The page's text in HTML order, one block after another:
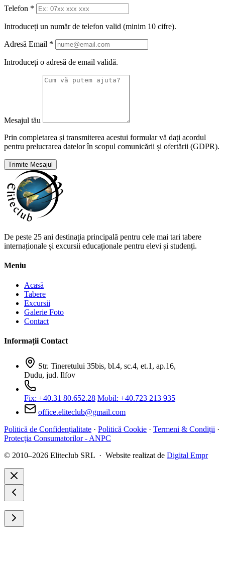
Telefon *
Introduceți un număr de telefon valid (minim 10 cifre).
Adresă Email *
Introduceți o adresă de email validă.
Mesajul tău
Prin completarea și transmiterea acestui formular vă dați acordul
pentru prelucrarea datelor în scopul comunicării și ofertării (GDPR).
Trimite Mesajul
De peste 25 ani destinația principală pentru cele mai tari tabere
internaționale și excursii educaționale pentru elevi și studenți.
Meniu
Acasă
Tabere
Excursii
Galerie Foto
Contact
Informații Contact
Str. Tineretului 35bis, bl.4, sc.4, et.1, ap.16,
Dudu, jud. Ilfov
Fix: +40.31 80.652.28 Mobil: +40.723 213 935
office.eliteclub@gmail.com
Politică de Confidențialitate · Politică Cookie · Termeni & Condiții ·
Protecția Consumatorilor - ANPC
© 2010–2026 Eliteclub SRL · Website realizat de Digital Empr